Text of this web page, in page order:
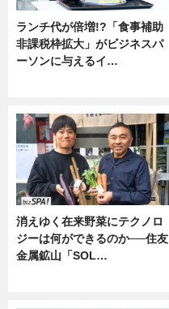
ランチ代が倍増!?「食事補助
非課税枠拡大」がビジネスパ
ーソンに与えるイ…
消えゆく在来野菜にテクノロ
ジーは何ができるのか──住友
金属鉱山「SOL…